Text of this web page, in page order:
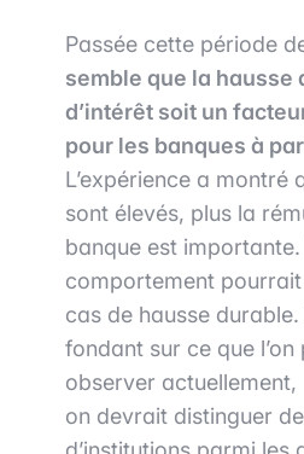
​Passée cette période
semble que la hausse
d’intérêt soit un
pour les banques à
L’expérience a montré
sont élevés, plus la
banque est
comportement
cas de hausse durable.
fondant sur ce que l’on
observer actuellement,
on devrait distinguer